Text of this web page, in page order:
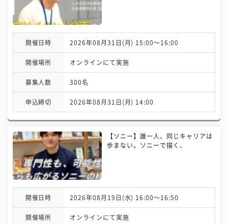
開催日時 2026年08月31日(月) 15:00〜16:00
開催場所 オンラインにて実施
募集人数 300名
申込締切 2026年08月31日(月) 14:00
【ソニー】誰一人、同じキャリアは
歩まない。ソニーで描く、
開催日時 2026年08月19日(水) 16:00〜16:50
開催場所 オンラインにて実施